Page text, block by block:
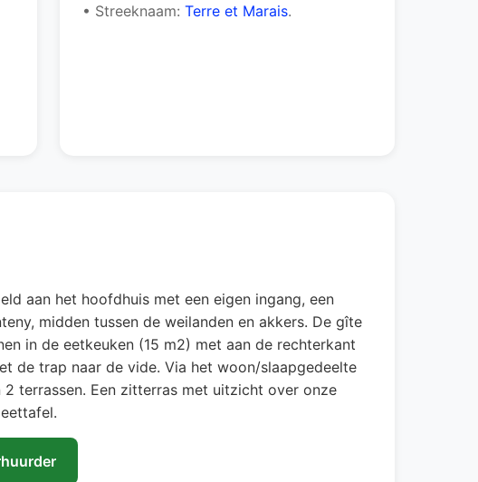
• Streeknaam: Terre et Marais.
aan het hoofdhuis met een eigen ingang, een
midden tussen de weilanden en akkers. De gîte
in de eetkeuken (15 m2) met aan de rechterkant
de trap naar de vide. Via het woon/slaapgedeelte
terrassen. Een zitterras met uitzicht over onze